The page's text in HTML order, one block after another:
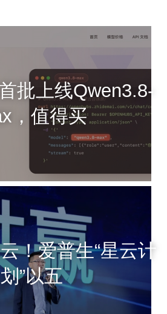
批上线Qwen3.8-
，值得买
！爱普生“星云计
划”以五